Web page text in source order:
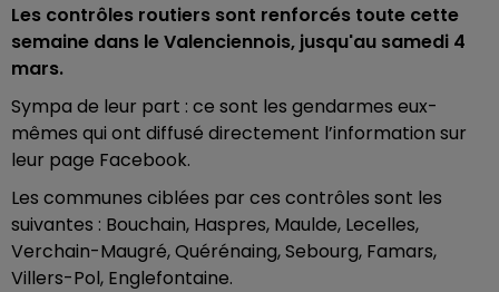
Les contrôles routiers sont renforcés toute cette
semaine dans le Valenciennois, jusqu'au samedi 4
mars.
Sympa de leur part : ce sont les gendarmes eux-
mêmes qui ont diffusé directement l’information sur
leur page Facebook.
Les communes ciblées par ces contrôles sont les
suivantes : Bouchain, Haspres, Maulde, Lecelles,
Verchain-Maugré, Quérénaing, Sebourg, Famars,
Villers-Pol, Englefontaine.